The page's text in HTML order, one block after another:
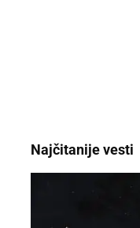
Najčitanije vesti